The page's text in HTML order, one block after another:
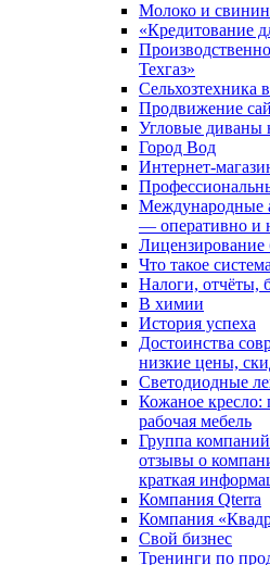
Молоко и
«Кредитование
Техгаз»
Сельхозтехника
Продвижение
Угловые диваны
Город Вод
Интернет-
Международные
— оперативно и
Что такое
Налоги, отчёты,
В химии
История успеха
Достоинства
низкие цены,
Светодиодные
Кожаное кресло:
рабочая мебель
Группа
отзывы о
краткая
Компания Qterra
Компания
Свой бизнес
Тренинги по